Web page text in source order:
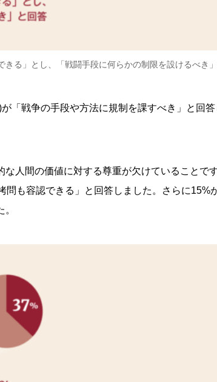
る」とし、「戦闘手段に何らかの制限を設けるべき」
「戦争の手段や方法に規制を課すべき」と回答
人間の価値に対する尊重が欠けていることで
も容認できる」と回答しました。さらに15%